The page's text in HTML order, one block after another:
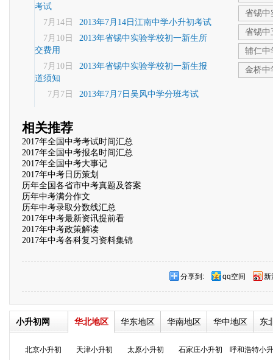
考试
7月14日
2013年7月14日江南中学小升初考试
7月10日
2013年省锡中实验学校初一新生所
交费用
7月10日
2013年省锡中实验学校初一新生报
道须知
7月7日
2013年7月7日吴风中学分班考试
省锡中
省锡中
辅仁中
金桥中
相关推荐
2017年全国中考考试时间汇总
2017年全国中考报名时间汇总
2017年全国中考大事记
2017年中考日历策划
历年全国各省市中考真题及答案
历年中考满分作文
历年中考录取分数线汇总
2017年中考最新资讯提前看
2017年中考政策解读
2017年中考各科复习资料集锦
分享到: qq空间 新
小升初网 华北地区 华东地区 华南地区 华中地区 东
北京小升初 天津小升初 太原小升初 石家庄小升初 呼和浩特小